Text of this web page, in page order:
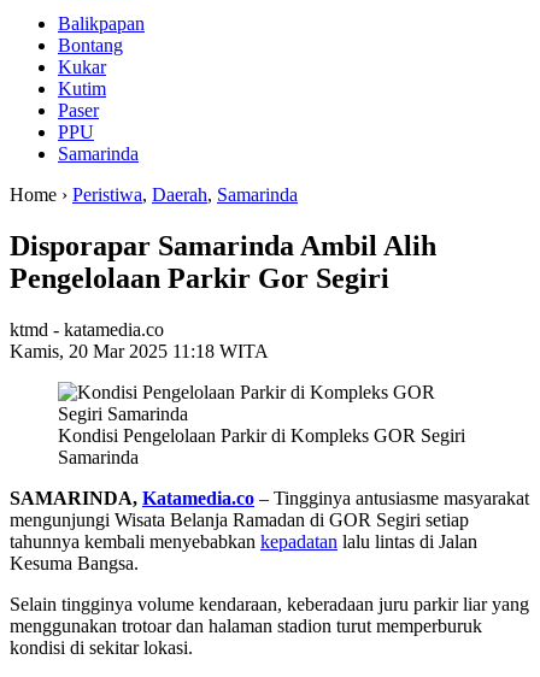
Balikpapan
Bontang
Kukar
Kutim
Paser
PPU
Samarinda
Home › Peristiwa, Daerah, Samarinda
Disporapar Samarinda Ambil Alih
Pengelolaan Parkir Gor Segiri
ktmd - katamedia.co
Kamis, 20 Mar 2025 11:18 WITA
Kondisi Pengelolaan Parkir di Kompleks GOR Segiri
Samarinda
SAMARINDA, Katamedia.co – Tingginya antusiasme masyarakat
mengunjungi Wisata Belanja Ramadan di GOR Segiri setiap
tahunnya kembali menyebabkan kepadatan lalu lintas di Jalan
Kesuma Bangsa.
Selain tingginya volume kendaraan, keberadaan juru parkir liar yang
menggunakan trotoar dan halaman stadion turut memperburuk
kondisi di sekitar lokasi.